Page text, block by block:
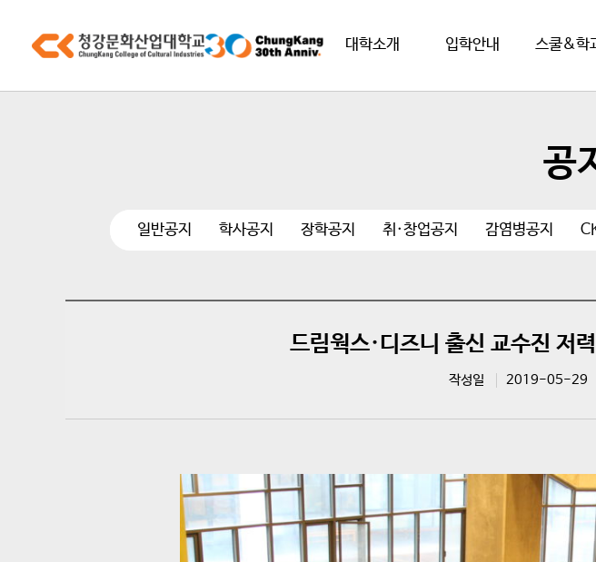
대학소개 입학안내 스쿨&학
공
일반공지 학사공지 장학공지 취·창업공지 감염병공지
드림웍스·디즈니 출신 교수진 저
작성일 2019-05-29